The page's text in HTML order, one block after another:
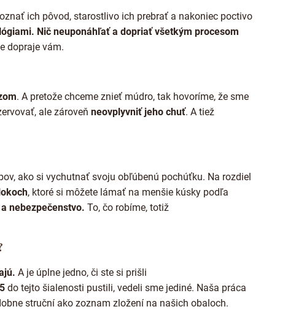
k
y
v
u
ich pôvod, starostlivo ich prebrať a nakoniec poctivo
Nič neuponáhľať a dopriať všetkým procesom
dopraje vám.
. A pretože chceme znieť múdro, tak hovoríme, že sme
ale zároveň neovplyvniť jeho chuť. A tiež
ako si vychutnať svoju obľúbenú pochúťku. Na rozdiel
, ktoré si môžete lámať na menšie kúsky podľa
nebezpečenstvo. To, čo robíme, totiž
A je úplne jedno, či ste si prišli
do tejto šialenosti pustili, vedeli sme jediné. Naša práca
struční ako zoznam zložení na našich obaloch.